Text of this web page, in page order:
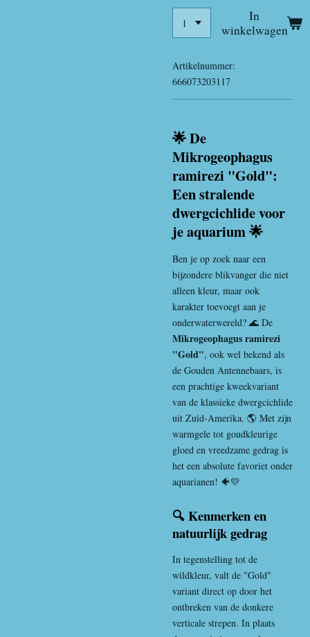
In
winkelwagen
Artikelnummer:
666073203117
🌟 De
Mikrogeophagus
ramirezi "Gold":
Een stralende
dwergcichlide voor
je aquarium 🌟
Ben je op zoek naar een
bijzondere blikvanger die niet
alleen kleur, maar ook
karakter toevoegt aan je
onderwaterwereld? 🌊 De
Mikrogeophagus ramirezi
"Gold", ook wel bekend als
de Gouden Antennebaars, is
een prachtige kweekvariant
van de klassieke dwergcichlide
uit Zuid-Amerika. 🌎 Met zijn
warmgele tot goudkleurige
gloed en vreedzame gedrag is
het een absolute favoriet onder
aquarianen! 🐠💛
🔍 Kenmerken en
natuurlijk gedrag
In tegenstelling tot de
wildkleur, valt de "Gold"
variant direct op door het
ontbreken van de donkere
verticale strepen. In plaats